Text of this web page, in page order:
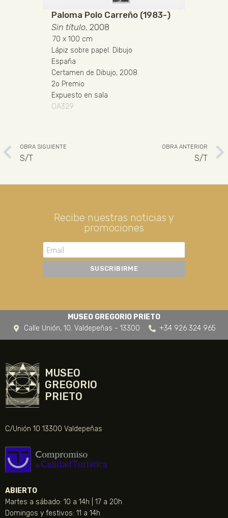
Paloma Polo Carreño (1983-)
Sin título, 2008
70 x 100 cm
Lápiz sobre papel . Dibujo
España
Certamen de Dibujo, 2008
2o Premio
Expuesto en sala
OA329
OBRA SIGUIENTE
S/T
OBRA ANTERIOR
S/T
Recibe nuestras noticias y
promociones
MUSEO GREGORIO PRIETO
Calle Unión, 10. Valdepeñas - 13300
+34 926 324 965
MUSEO
GREGORIO
PRIETO
C/Unión 10 13300 Valdepeñas
ABIERTO
Martes a sábado: 10 a 14h | 17 a 20h
Domingos y festivos: 11 a 14h